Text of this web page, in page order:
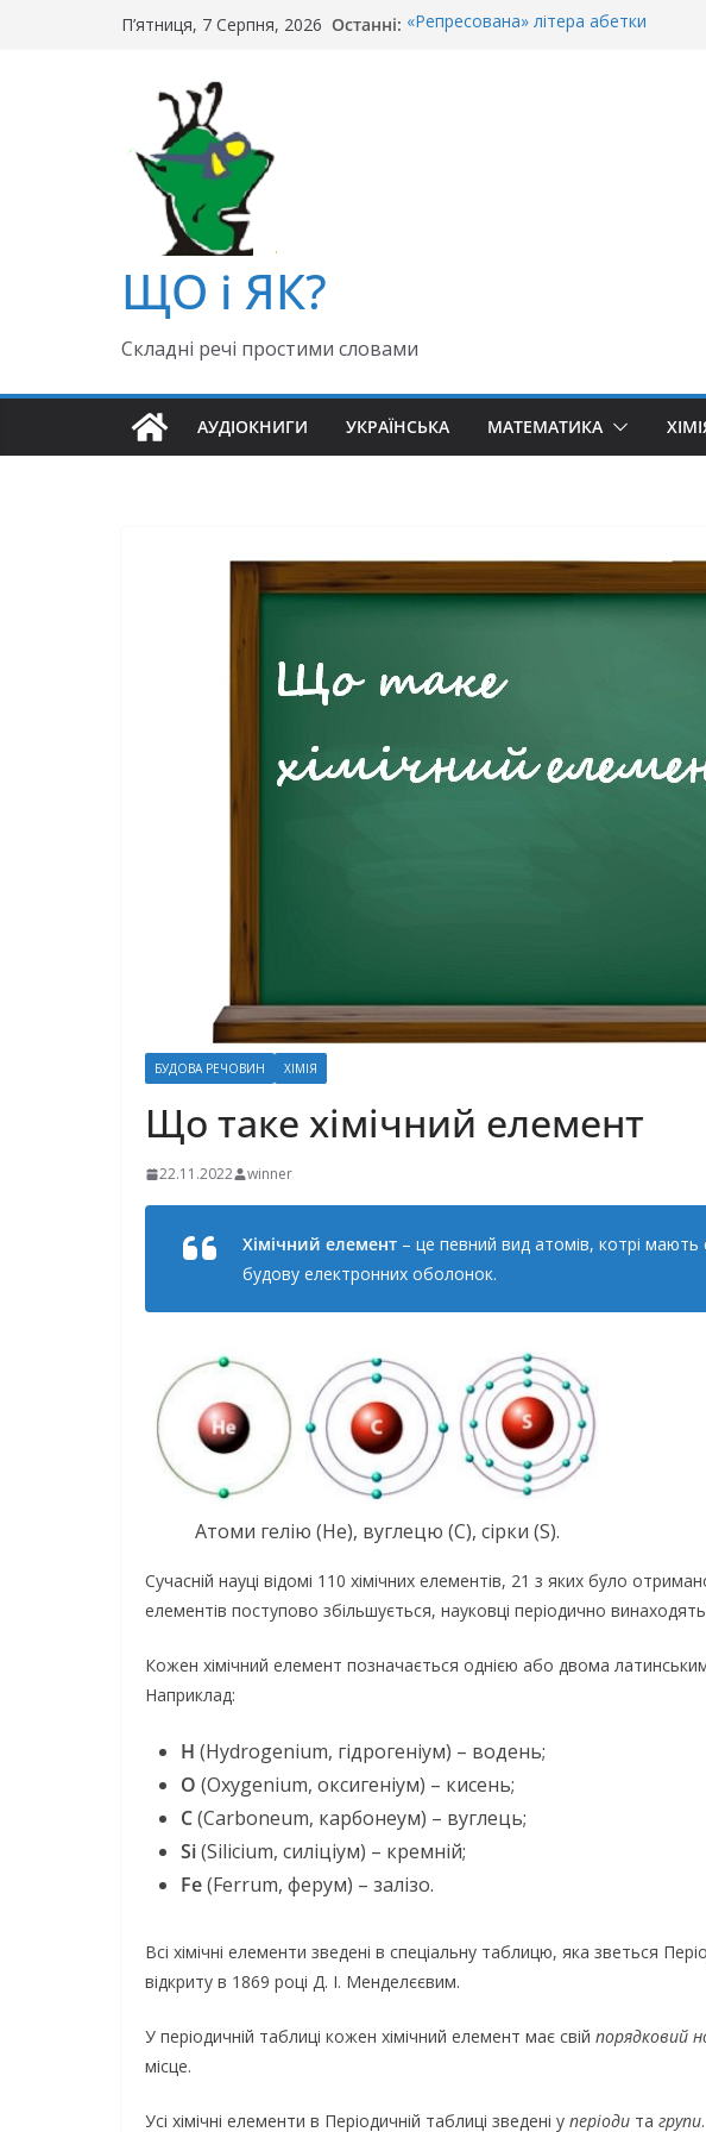
П’ятниця, 7 Серпня, 2026 Останні: «Репресована» літера абетки
ЩО і ЯК?
Складні речі простими словами
АУДІОКНИГИ УКРАЇНСЬКА МАТЕМАТИКА
БУДОВА РЕЧОВИН ХІМІЯ
Що таке хімічний елемент
22.11.2022 winner
Хімічний елемент – це певний вид атомів, котрі мають
будову електронних оболонок.
Атоми гелію (He), вуглецю (С), сірки (S).
Сучасній науці відомі 110 хімічних елементів, 21 з яких було
елементів поступово збільшується, науковці періодично
Кожен хімічний елемент позначається однією або двома
Наприклад:
H (Hydrogenium, гідрогеніум) – водень;
О (Oxygenium, оксигеніум) – кисень;
C(Carboneum, карбонеум) – вуглець;
Si(Silicium, силіціум) – кремній;
Fe(Ferrum, ферум) – залізо.
Всі хімічні елементи зведені в спеціальну таблицю, яка зветься
відкриту в 1869 році Д. І. Менделєєвим.
У періодичній таблиці кожен хімічний елемент має свій порядковий
місце.
Усі хімічні елементи в Періодичній таблиці зведені у періоди та групи.